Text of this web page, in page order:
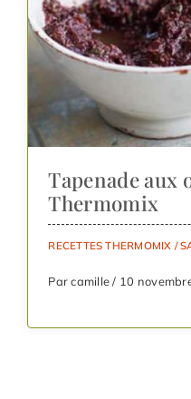
Tapenade aux
Thermomix
RECETTES THERMOMIX /
Par camille / 10